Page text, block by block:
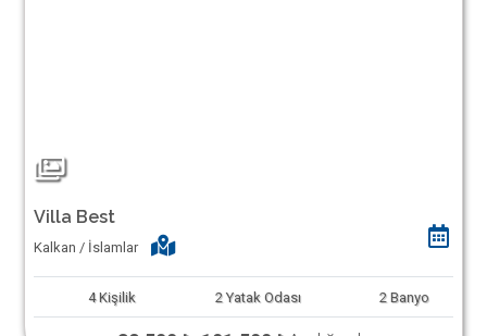
Villa Best
Kalkan / İslamlar
4 Kişilik 2 Yatak Odası 2 Banyo